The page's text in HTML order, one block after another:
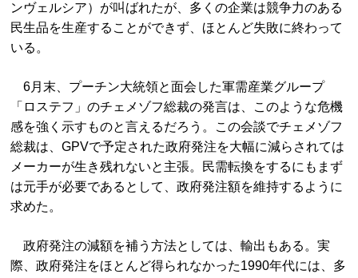
ンヴェルシア）が叫ばれたが、多くの企業は競争力のある
民生品を生産することができず、ほとんど失敗に終わって
いる。
6月末、プーチン大統領と面会した軍需産業グループ
「ロステフ」のチェメゾフ総裁の発言は、このような危機
感を強く示すものと言えるだろう。この会談でチェメゾフ
総裁は、GPVで予定された政府発注を大幅に減らされては
メーカーが生き残れないと主張。民需転換をするにもまず
は元手が必要であるとして、政府発注額を維持するように
求めた。
政府発注の減額を補う方法としては、輸出もある。実
際、政府発注をほとんど得られなかった1990年代には、多